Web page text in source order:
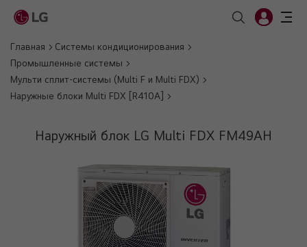
Главная
Системы кондиционирования
Промышленные системы
Мульти сплит-системы (Multi F и Multi FDX)
Наружные блоки Multi FDX [R410A]
Наружный блок LG Multi FDX FM49AH